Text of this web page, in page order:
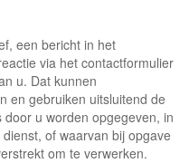
een bericht in het
via het contactformulier
u. Dat kunnen
en gebruiken uitsluitend de
u worden opgegeven, in
of waarvan bij opgave
om te verwerken.